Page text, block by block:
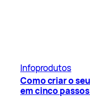
Infoprodutos
Como criar o
em cinco